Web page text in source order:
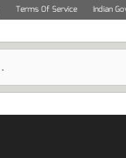
Terms Of Service Indian